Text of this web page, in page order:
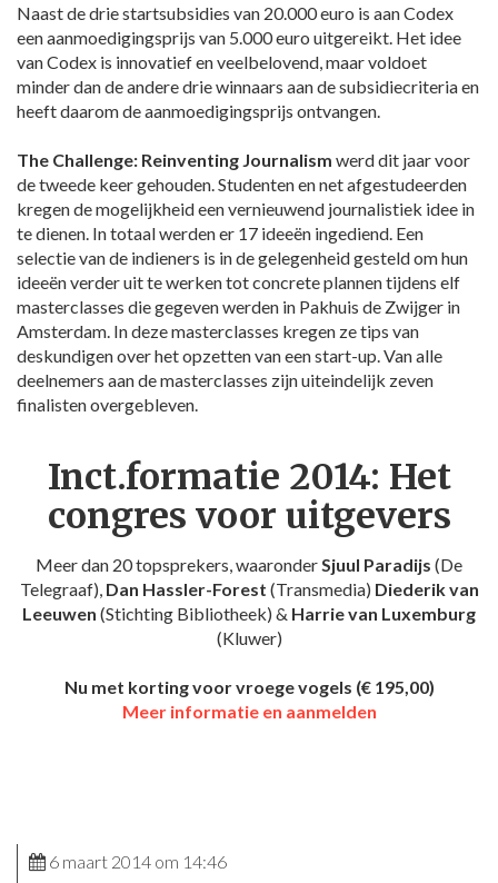
Naast de drie startsubsidies van 20.000 euro is aan Codex
een aanmoedigingsprijs van 5.000 euro uitgereikt. Het idee
van Codex is innovatief en veelbelovend, maar voldoet
minder dan de andere drie winnaars aan de subsidiecriteria en
heeft daarom de aanmoedigingsprijs ontvangen.
The Challenge: Reinventing Journalism werd dit jaar voor
de tweede keer gehouden. Studenten en net afgestudeerden
kregen de mogelijkheid een vernieuwend journalistiek idee in
te dienen. In totaal werden er 17 ideeën ingediend. Een
selectie van de indieners is in de gelegenheid gesteld om hun
ideeën verder uit te werken tot concrete plannen tijdens elf
masterclasses die gegeven werden in Pakhuis de Zwijger in
Amsterdam. In deze masterclasses kregen ze tips van
deskundigen over het opzetten van een start-up. Van alle
deelnemers aan de masterclasses zijn uiteindelijk zeven
finalisten overgebleven.
Inct.formatie 2014: Het
congres voor uitgevers
Meer dan 20 topsprekers, waaronder Sjuul Paradijs (De
Telegraaf), Dan Hassler-Forest (Transmedia) Diederik van
Leeuwen (Stichting Bibliotheek) & Harrie van Luxemburg
(Kluwer)
Nu met korting voor vroege vogels (€ 195,00)
Meer informatie en aanmelden
6 maart 2014 om 14:46